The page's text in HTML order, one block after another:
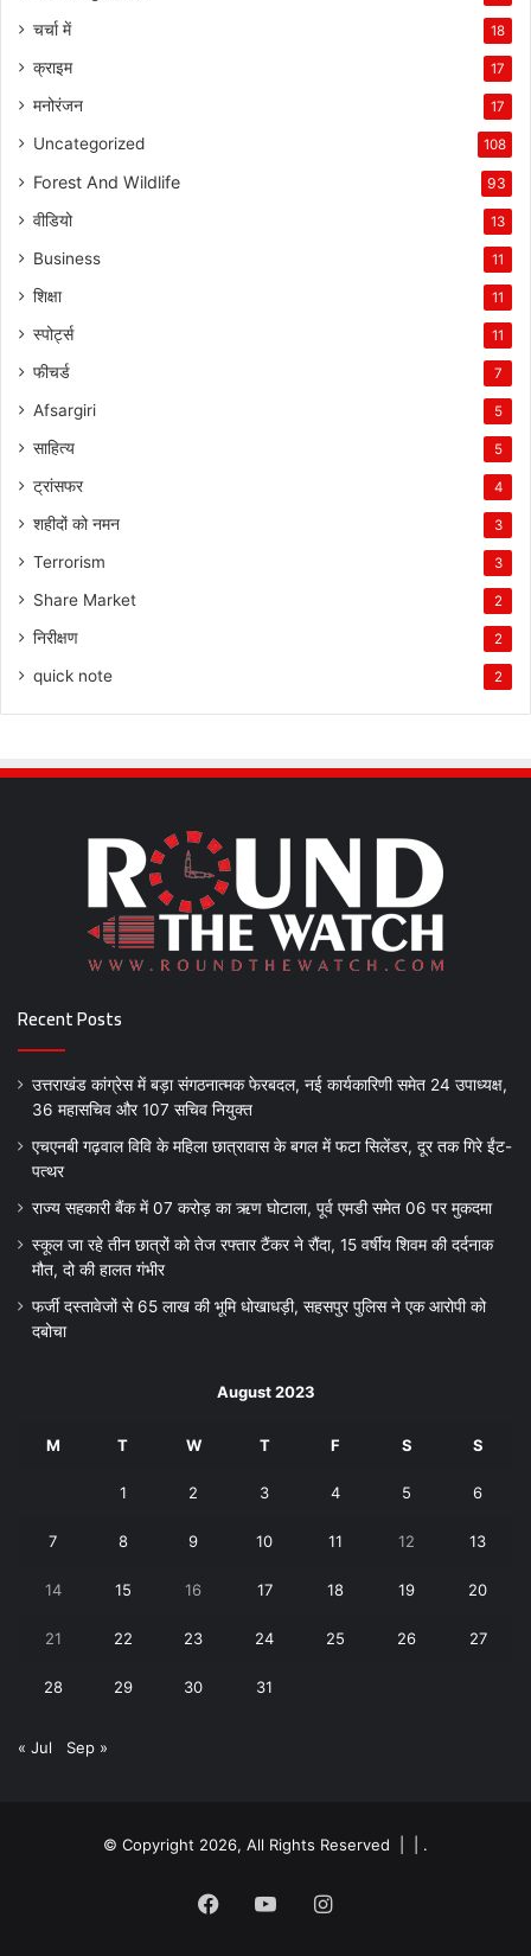
चर्चा में 18
क्राइम 17
मनोरंजन 17
Uncategorized 108
Forest And Wildlife 93
वीडियो 13
Business 11
शिक्षा 11
स्पोर्ट्स 11
फीचर्ड 7
Afsargiri 5
साहित्य 5
ट्रांसफर 4
शहीदों को नमन 3
Terrorism 3
Share Market 2
निरीक्षण 2
quick note 2
Recent Posts
उत्तराखंड कांग्रेस में बड़ा संगठनात्मक फेरबदल, नई कार्यकारिणी समेत 24 उपाध्यक्ष,
36 महासचिव और 107 सचिव नियुक्त
एचएनबी गढ़वाल विवि के महिला छात्रावास के बगल में फटा सिलेंडर, दूर तक गिरे ईंट-
पत्थर
राज्य सहकारी बैंक में 07 करोड़ का ऋण घोटाला, पूर्व एमडी समेत 06 पर मुकदमा
स्कूल जा रहे तीन छात्रों को तेज रफ्तार टैंकर ने रौंदा, 15 वर्षीय शिवम की दर्दनाक
मौत, दो की हालत गंभीर
फर्जी दस्तावेजों से 65 लाख की भूमि धोखाधड़ी, सहसपुर पुलिस ने एक आरोपी को
दबोचा
August 2023
M T W T F S S
1 2 3 4 5 6
7 8 9 10 11 12 13
14 15 16 17 18 19 20
21 22 23 24 25 26 27
28 29 30 31
« Jul Sep »
© Copyright 2026, All Rights Reserved | | .
Facebook
YouTubeInstagram